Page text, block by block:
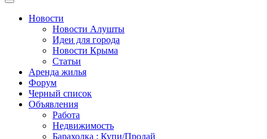
Новости
Новости Алушты
Идеи для города
Новости Крыма
Статьи
Аренда жилья
Форум
Черный список
Объявления
Работа
Недвижимость
Барахолка : Купи/Продай